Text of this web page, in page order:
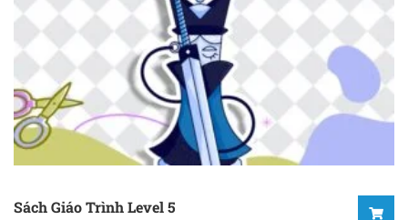
Sách Giáo Trình Level 5